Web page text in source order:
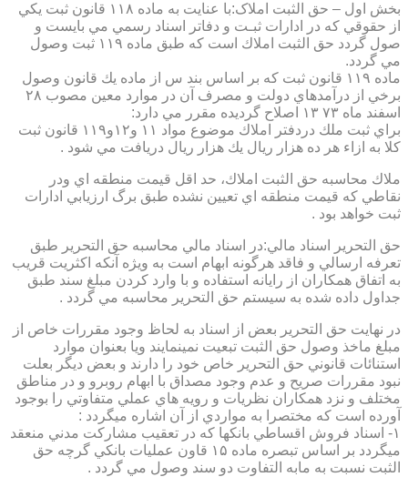
بخش اول – حق الثبت املاک:با عنايت به ماده ۱۱۸ قانون ثبت يكي
از حقوقي كه در ادارات ثبـت و دفاتر اسناد رسمي مي بايست و
صول گردد حق الثبت املاك است كه طبق ماده ۱۱۹ ثبت وصول
مي گردد.
ماده ۱۱۹ قانون ثبت كه بر اساس بند س از ماده يك قانون وصول
برخي از درآمدهاي دولت و مصرف آن در موارد معين مصوب ۲۸
اسفند ماه ۷۳ ۱۳ اصلاح گرديده مقرر مي دارد:
براي ثبت ملك دردفتر املاك موضوع مواد ۱۱ و۱۲و۱۱۹ قانون ثبت
كلا به ازاء هر ده هزار ريال يك هزار ريال دريافت مي شود .
ملاك محاسبه حق الثبت املاك، حد اقل قيمت منطقه اي ودر
نقاطي كه قيمت منطقه اي تعيين نشده طبق برگ ارزيابي ادارات
ثبت خواهد بود .
حق التحرير اسناد مالي:در اسناد مالي محاسبه حق التحرير طبق
تعرفه ارسالي و فاقد هرگونه ابهام است به ويژه آنكه اكثريت قريب
به اتفاق همكاران از رايانه استفاده و با وارد كردن مبلغ سند طبق
جداول داده شده به سيستم حق التحرير محاسبه مي گردد .
در نهايت حق التحرير بعض از اسناد به لحاظ وجود مقررات خاص از
مبلغ ماخذ وصول حق الثبت تبعيت نمينمايند ويا بعنوان موارد
استنائات قانوني حق التحرير خاص خود را دارند و بعض ديگر بعلت
نبود مقررات صريح و عدم وجود مصداق با ابهام روبرو و در مناطق
مختلف و نزد همكاران نظريات و رويه هاي عملي متفاوتي را بوجود
آورده است كه مختصرا به مواردي از آن اشاره ميگردد :
۱- اسناد فروش اقساطي بانكها كه در تعقيب مشاركت مدني منعقد
ميگردد بر اساس تبصره ماده ۱۵ قاون عمليات بانكي گرچه حق
الثبت نسبت به مابه التفاوت دو سند وصول مي گردد .